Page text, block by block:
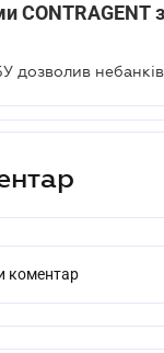
CONTRAGENT
коментар